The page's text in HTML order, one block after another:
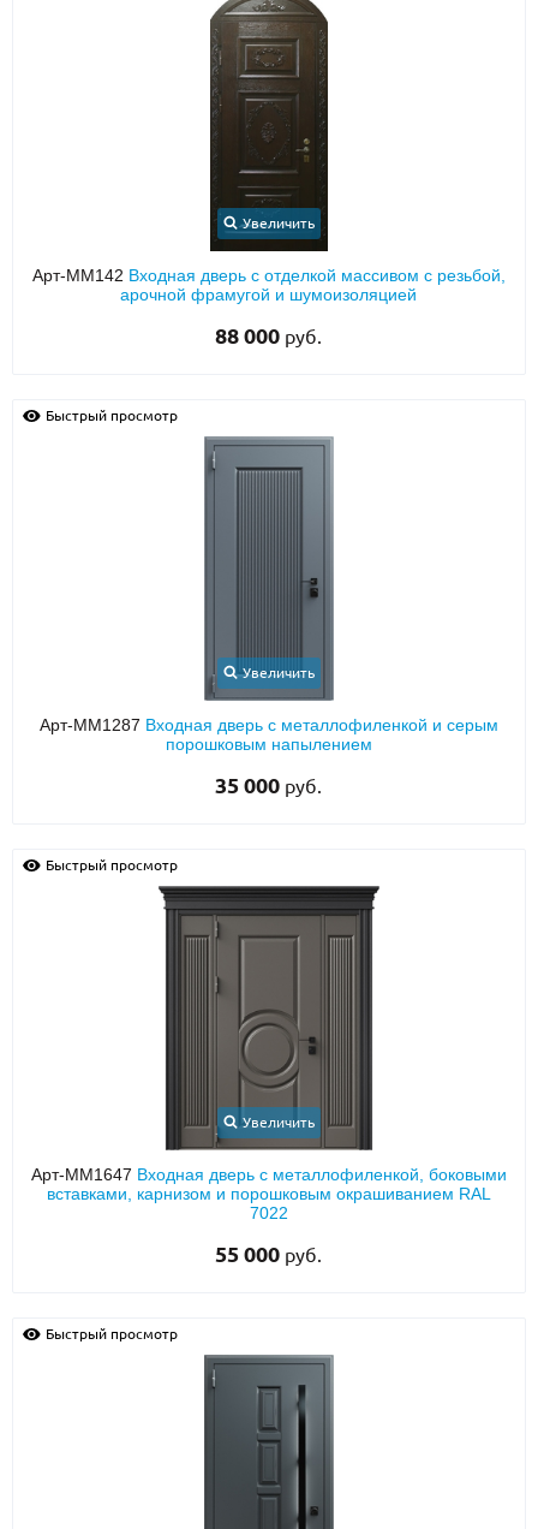
Увеличить
Арт-ММ142 Входная дверь с отделкой массивом с резьбой,
арочной фрамугой и шумоизоляцией
88 000 руб.
Быстрый просмотр
Увеличить
Арт-ММ1287 Входная дверь с металлофиленкой и серым
порошковым напылением
35 000 руб.
Быстрый просмотр
Увеличить
Арт-ММ1647 Входная дверь с металлофиленкой, боковыми
вставками, карнизом и порошковым окрашиванием RAL
7022
55 000 руб.
Быстрый просмотр